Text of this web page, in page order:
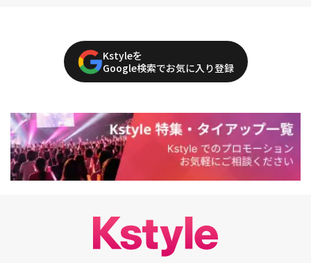
Kstyleを
Google検索でお気に入り登録